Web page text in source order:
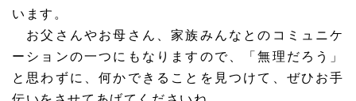
います。
お父さんやお母さん、家族みんなとのコミュニケ
ーションの一つにもなりますので、「無理だろう」
と思わずに、何かできることを見つけて、ぜひお手